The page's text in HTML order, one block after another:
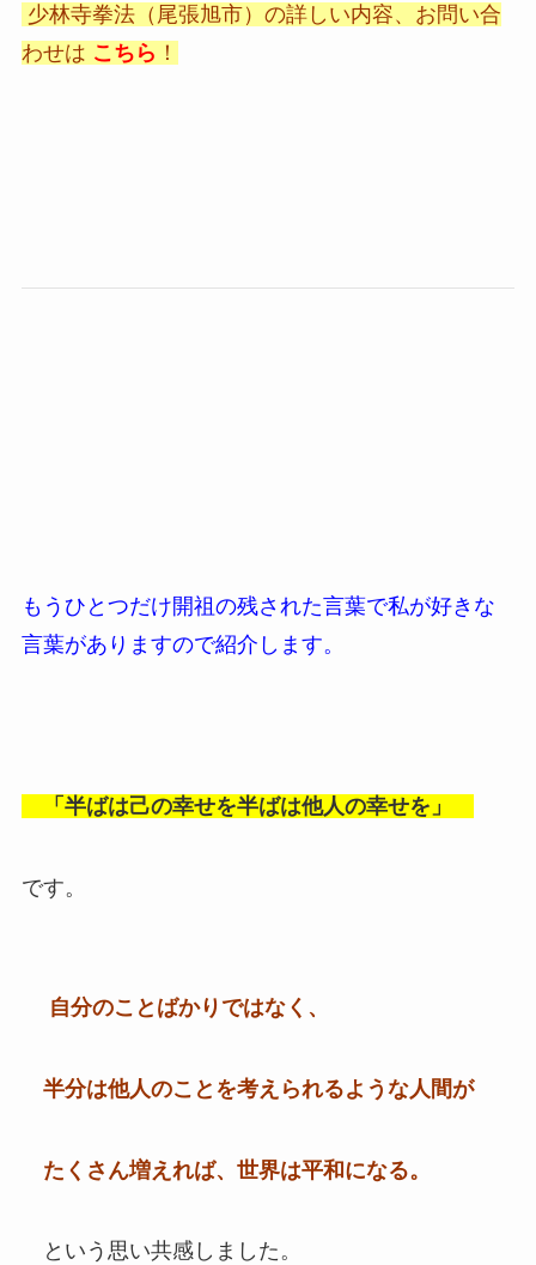
少林寺拳法（尾張旭市）の詳しい内容、お問い合
わせは こちら ！
もうひとつだけ開祖の残された言葉で私が好きな
言葉がありますので紹介します。
「半ばは己の幸せを半ばは他人の幸せを」
です。
自分のことばかりではなく、
半分は他人のことを考えられるような人間が
たくさん増えれば、世界は平和になる。
という思い共感しました。